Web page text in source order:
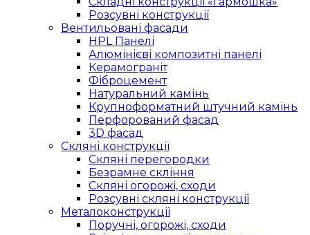
Розсувні конструкції
Вентильовані фасади
HPL Панелі
Алюмінієві композитні панелі
Керамограніт
Фіброцемент
Натуральний камінь
Крупноформатний штучний камінь
Перфорований фасад
3D фасад
Скляні конструкції
Скляні перегородки
Безрамне скління
Скляні огорожі, сходи
Розсувні скляні конструкції
Металоконструкції
Поручні, огорожі, сходи